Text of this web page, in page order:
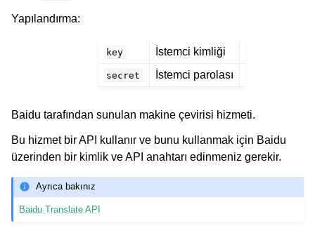
Yapılandırma:
key İstemci kimliği
secret İstemci parolası
Baidu tarafından sunulan makine çevirisi hizmeti.
Bu hizmet bir API kullanır ve bunu kullanmak için Baidu
üzerinden bir kimlik ve API anahtarı edinmeniz gerekir.
Ayrıca bakınız
Baidu Translate API